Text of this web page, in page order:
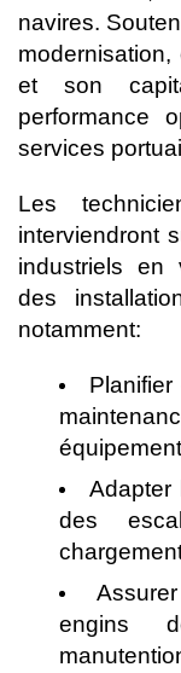
navires.
et son
performance
services
Les
interviendront
industriels en
des
notamment:
Adapter
des
engins